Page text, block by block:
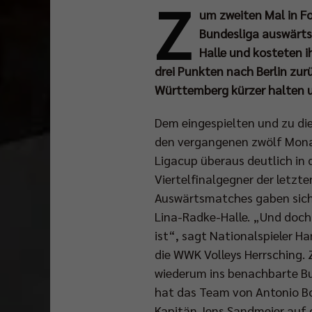
Z um zweiten Mal in
Bundesliga
Halle und kosteten
drei Punkten nach Berlin
Württemberg kürzer halten
Dem eingespielten und zu
den vergangenen zwölf
Ligacup überaus deutlich in
Viertelfinalgegner der
Auswärtsmatches gaben
Lina-Radke-Halle. „Und
ist“, sagt Nationalspieler
die WWK Volleys
wiederum ins benachbarte
hat das Team von Antonio